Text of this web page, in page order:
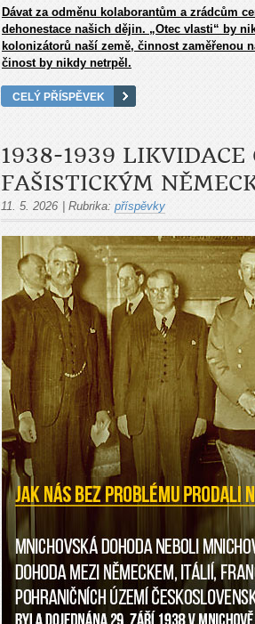
Dávat za odměnu kolaborantům a zrádcům
dehonestace našich dějin. „Otec vlasti“ by
kolonizátorů naší země, činnost zaměřenou
činost by nikdy netrpěl.
CELÝ PŘÍSPĚVEK
1938-1939 LIKVIDACE
FAŠISTICKÝM
11. 5. 2026 Rubrika: příspěvky